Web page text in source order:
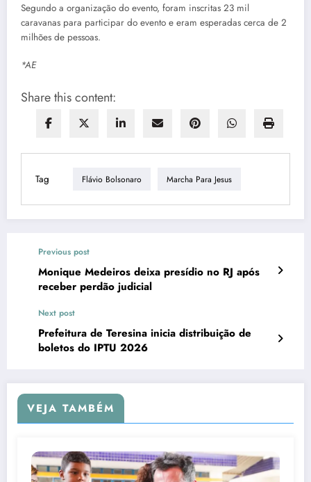
Segundo a organização do evento, foram inscritas 23 mil
caravanas para participar do evento e eram esperadas cerca de 2
milhões de pessoas.
*AE
Share this content:
Tag Flávio Bolsonaro Marcha Para Jesus
Previous post
Monique Medeiros deixa presídio no RJ após
receber perdão judicial
Next post
Prefeitura de Teresina inicia distribuição de
boletos do IPTU 2026
VEJA TAMBÉM